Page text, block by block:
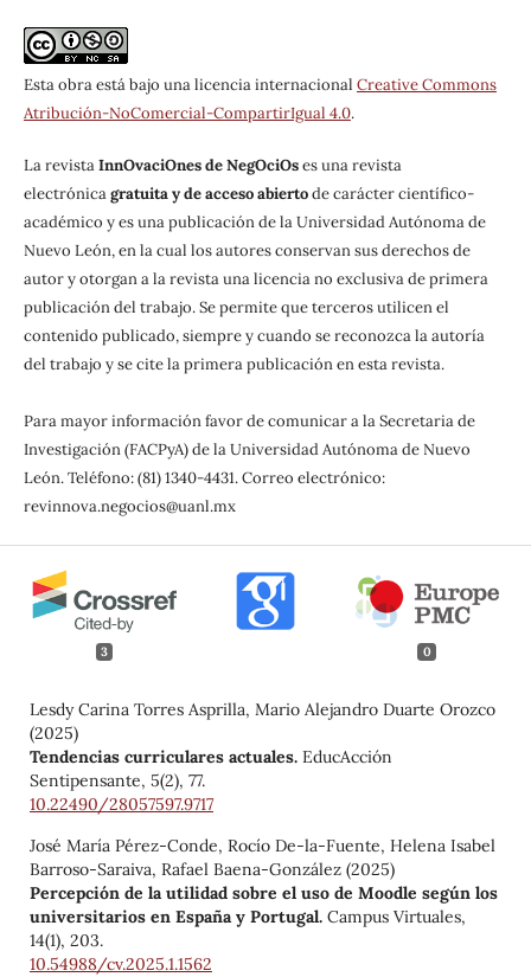
Esta obra está bajo una licencia internacional Creative Commons
Atribución-NoComercial-CompartirIgual 4.0.
La revistaInnOvaciOnes de NegOciOses una revista
electrónicagratuita y de acceso abiertode carácter científico-
académico y es una publicación de la Universidad Autónoma de
Nuevo León, en la cual los autores conservan sus derechos de
autor y otorgan a la revista una licencia no exclusiva de primera
publicación del trabajo. Se permite que terceros utilicen el
contenido publicado, siempre y cuando se reconozca la autoría
del trabajo y se cite la primera publicación en esta revista.
Para mayor información favor de comunicar a la Secretaria de
Investigación (FACPyA) de la Universidad Autónoma de Nuevo
León. Teléfono: (81) 1340-4431. Correo electrónico:
revinnova.negocios@uanl.mx
3 0
Lesdy Carina Torres Asprilla, Mario Alejandro Duarte Orozco
(2025)
Tendencias curriculares actuales. EducAcción
Sentipensante, 5(2), 77.
10.22490/28057597.9717
José María Pérez-Conde, Rocío De-la-Fuente, Helena Isabel
Barroso-Saraiva, Rafael Baena-González (2025)
Percepción de la utilidad sobre el uso de Moodle según los
universitarios en España y Portugal. Campus Virtuales,
14(1), 203.
10.54988/cv.2025.1.1562